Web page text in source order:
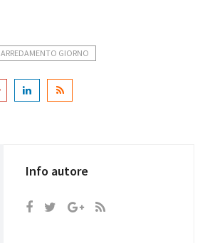
ARREDAMENTO GIORNO
Info autore